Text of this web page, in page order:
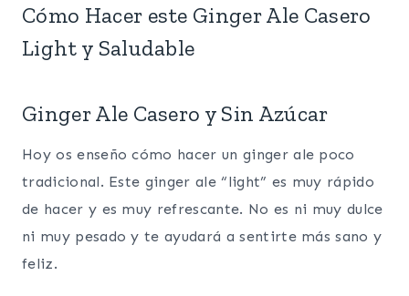
Cómo Hacer este Ginger Ale Casero
Light y Saludable
Ginger Ale Casero y Sin Azúcar
Hoy os enseño cómo hacer un ginger ale poco
tradicional. Este ginger ale “light” es muy rápido
de hacer y es muy refrescante. No es ni muy dulce
ni muy pesado y te ayudará a sentirte más sano y
feliz.